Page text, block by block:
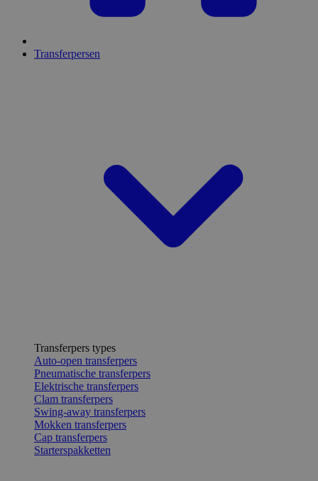
Transferpersen
Transferpers types
Auto-open transferpers
Pneumatische transferpers
Elektrische transferpers
Clam transferpers
Swing-away transferpers
Mokken transferpers
Cap transferpers
Starterspakketten